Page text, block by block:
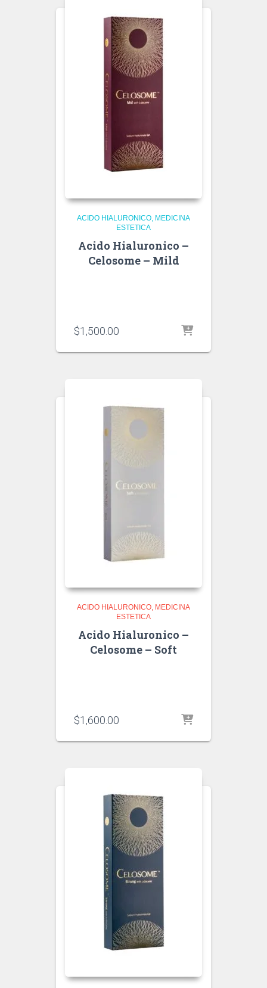
ACIDO HIALURONICO MEDICINA
ESTETICA
Acido Hialuronico –
Celosome – Mild
$1,500.00
ACIDO HIALURONICO MEDICINA
ESTETICA
Acido Hialuronico –
Celosome – Soft
$1,600.00